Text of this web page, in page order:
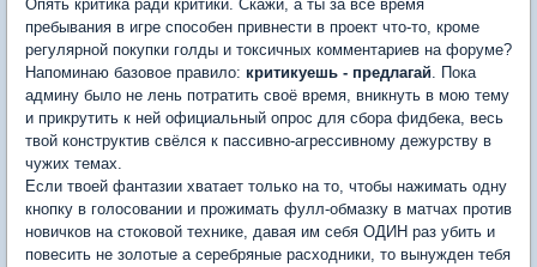
Опять критика ради критики. Скажи, а ты за всё время
пребывания в игре способен привнести в проект что-то, кроме
регулярной покупки голды и токсичных комментариев на форуме?
Напоминаю базовое правило: критикуешь - предлагай. Пока
админу было не лень потратить своё время, вникнуть в мою тему
и прикрутить к ней официальный опрос для сбора фидбека, весь
твой конструктив свёлся к пассивно-агрессивному дежурству в
чужих темах.
Если твоей фантазии хватает только на то, чтобы нажимать одну
кнопку в голосовании и прожимать фулл-обмазку в матчах против
новичков на стоковой технике, давая им себя ОДИН раз убить и
повесить не золотые а серебряные расходники, то вынужден тебя